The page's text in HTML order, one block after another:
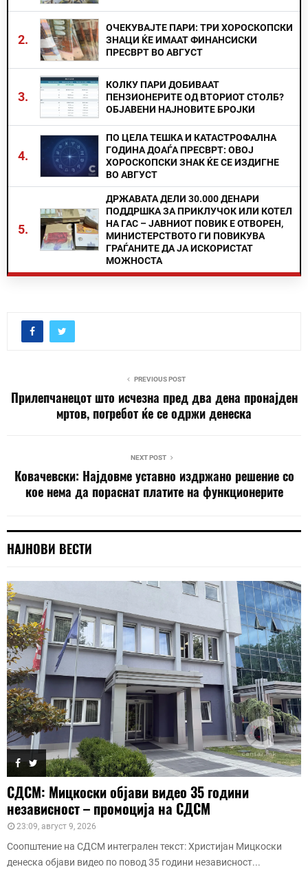
2.
ОЧЕКУВАЈТЕ ПАРИ: ТРИ ХОРОСКОПСКИ
ЗНАЦИ ЌЕ ИМААТ ФИНАНСИСКИ
ПРЕСВРТ ВО АВГУСТ
3.
КОЛКУ ПАРИ ДОБИВААТ
ПЕНЗИОНЕРИТЕ ОД ВТОРИОТ СТОЛБ?
ОБЈАВЕНИ НАЈНОВИТЕ БРОЈКИ
4.
ПО ЦЕЛА ТЕШКА И КАТАСТРОФАЛНА
ГОДИНА ДОАЃА ПРЕСВРТ: ОВОЈ
ХОРОСКОПСКИ ЗНАК ЌЕ СЕ ИЗДИГНЕ
ВО АВГУСТ
5.
ДРЖАВАТА ДЕЛИ 30.000 ДЕНАРИ
ПОДДРШКА ЗА ПРИКЛУЧОК ИЛИ КОТЕЛ
НА ГАС – ЈАВНИОТ ПОВИК Е ОТВОРЕН,
МИНИСТЕРСТВОТО ГИ ПОВИКУВА
ГРАЃАНИТЕ ДА ЈА ИСКОРИСТАТ
МОЖНОСТА
PREVIOUS POST
Прилепчанецот што исчезна пред два дена пронајден
мртов, погребот ќе се одржи денеска
NEXT POST
Ковачевски: Најдовме уставно издржано решение со
кое нема да пораснат платите на функционерите
НАЈНОВИ ВЕСТИ
СДСМ: Мицкоски објави видео 35 години
независност – промоција на СДСМ
23:09, август 9, 2026
Соопштение на СДСМ интегрален текст: Христијан Мицкоски
денеска објави видео по повод 35 години независност...